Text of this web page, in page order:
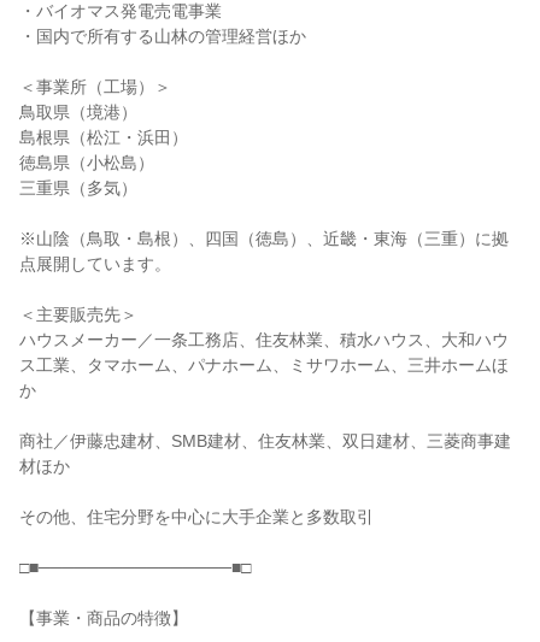
・バイオマス発電売電事業
・国内で所有する山林の管理経営ほか
＜事業所（工場）＞
鳥取県（境港）
島根県（松江・浜田）
徳島県（小松島）
三重県（多気）
※山陰（鳥取・島根）、四国（徳島）、近畿・東海（三重）に拠
点展開しています。
＜主要販売先＞
ハウスメーカー／一条工務店、住友林業、積水ハウス、大和ハウ
ス工業、タマホーム、パナホーム、ミサワホーム、三井ホームほ
か
商社／伊藤忠建材、SMB建材、住友林業、双日建材、三菱商事建
材ほか
その他、住宅分野を中心に大手企業と多数取引
□■────────────────■□
【事業・商品の特徴】